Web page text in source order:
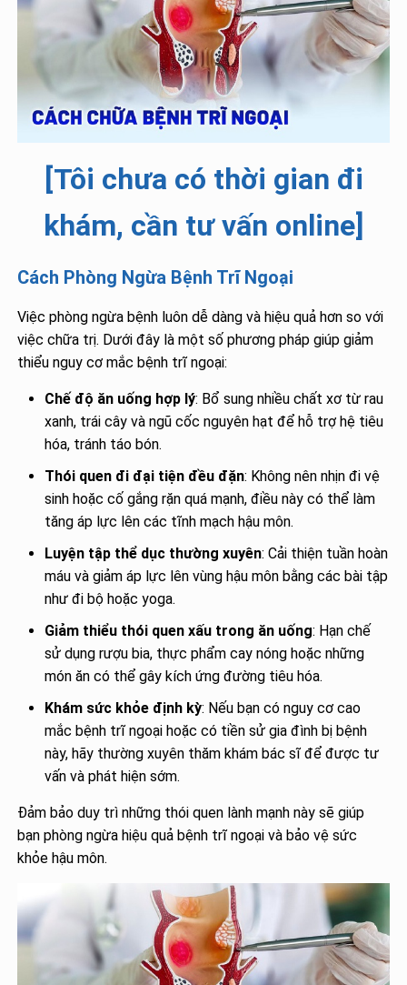
[Tôi chưa có thời gian đi
khám, cần tư vấn online]
Cách Phòng Ngừa Bệnh Trĩ Ngoại
Việc phòng ngừa bệnh luôn dễ dàng và hiệu quả hơn so với
việc chữa trị. Dưới đây là một số phương pháp giúp giảm
thiểu nguy cơ mắc bệnh trĩ ngoại:
Chế độ ăn uống hợp lý: Bổ sung nhiều chất xơ từ rau
xanh, trái cây và ngũ cốc nguyên hạt để hỗ trợ hệ tiêu
hóa, tránh táo bón.
Thói quen đi đại tiện đều đặn: Không nên nhịn đi vệ
sinh hoặc cố gắng rặn quá mạnh, điều này có thể làm
tăng áp lực lên các tĩnh mạch hậu môn.
Luyện tập thể dục thường xuyên: Cải thiện tuần hoàn
máu và giảm áp lực lên vùng hậu môn bằng các bài tập
như đi bộ hoặc yoga.
Giảm thiểu thói quen xấu trong ăn uống: Hạn chế
sử dụng rượu bia, thực phẩm cay nóng hoặc những
món ăn có thể gây kích ứng đường tiêu hóa.
Khám sức khỏe định kỳ: Nếu bạn có nguy cơ cao
mắc bệnh trĩ ngoại hoặc có tiền sử gia đình bị bệnh
này, hãy thường xuyên thăm khám bác sĩ để được tư
vấn và phát hiện sớm.
Đảm bảo duy trì những thói quen lành mạnh này sẽ giúp
bạn phòng ngừa hiệu quả bệnh trĩ ngoại và bảo vệ sức
khỏe hậu môn.